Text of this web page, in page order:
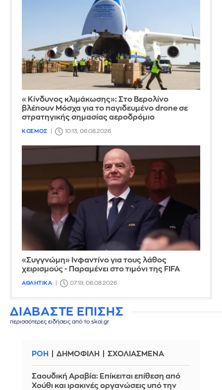
«Κίνδυνος κλιμάκωσης»: Στο Βερολίνο
βλέπουν Μόσχα για το παγιδευμένο drone σε
στρατηγικής σημασίας αεροδρόμιο
ΚΟΣΜΟΣ 10:13, 06.08.2026
«Συγγνώμη» Ινφαντίνο για τους λάθος
χειρισμούς - Παραμένει στο τιμόνι της FIFA
ΑΘΛΗΤΙΚΑ 07:19, 06.08.2026
ΔΙΑΒΑΣΤΕ ΕΠΙΣΗΣ
περισσότερες ειδήσεις από το skai.gr
ΡΟΗ ΔΗΜΟΦΙΛΗ ΣΧΟΛΙΑΣΜΕΝΑ
Σαουδική Αραβία: Επίκειται επίθεση από
Χούθι και ιρακινές οργανώσεις υπό την